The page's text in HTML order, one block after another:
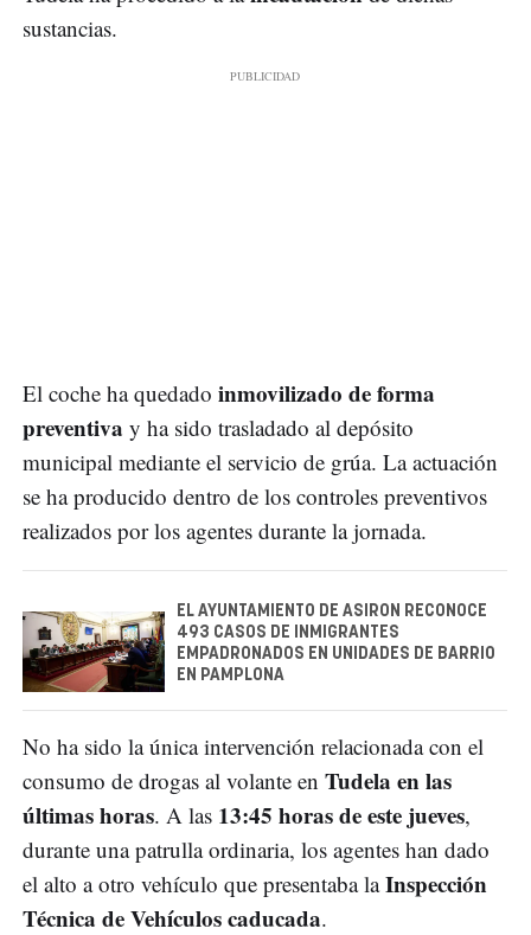
sustancias.
El coche ha quedado inmovilizado de forma
preventiva y ha sido trasladado al depósito
municipal mediante el servicio de grúa. La actuación
se ha producido dentro de los controles preventivos
realizados por los agentes durante la jornada.
EL AYUNTAMIENTO DE ASIRON RECONOCE
493 CASOS DE INMIGRANTES
EMPADRONADOS EN UNIDADES DE BARRIO
EN PAMPLONA
No ha sido la única intervención relacionada con el
consumo de drogas al volante en Tudela en las
últimas horas. A las 13:45 horas de este jueves,
durante una patrulla ordinaria, los agentes han dado
el alto a otro vehículo que presentaba laInspección
Técnica de Vehículos caducada.